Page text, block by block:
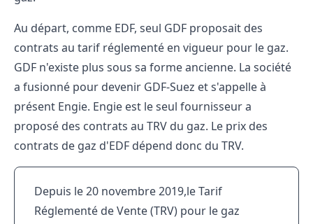
Au départ, comme EDF, seul GDF proposait des
contrats au tarif réglementé en vigueur pour le gaz.
GDF n'existe plus sous sa forme ancienne. La société
a fusionné pour devenir GDF-Suez et s'appelle à
présent Engie. Engie est le seul fournisseura
proposé des contrats au TRV du gaz. Le prix des
contrats de gaz d'EDF dépend donc du TRV.
Depuis le 20 novembre 2019,le Tarif
Réglementé de Vente (TRV) pour le gaz